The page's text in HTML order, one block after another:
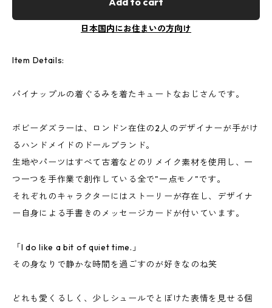
日本国内にお住まいの方向け
Item Details:
パイナップルの着ぐるみを着たキュートなおじさんです。
ボビーダズラーは、ロンドン在住の2人のデザイナーが手がけ
るハンドメイドのドールブランド。
生地やパーツはすべて古着などのリメイク素材を使用し、一
つ一つを手作業で創作している全で"一点モノ"です。
それぞれのキャラクターにはストーリーが存在し、デザイナ
ー自身による手書きのメッセージカードが付いています。
「I do like a bit of quiet time.」
その身なりで静かな時間を過ごすのが好きなのね笑
どれも愛くるしく、少しシュールでとぼけた表情を見せる個